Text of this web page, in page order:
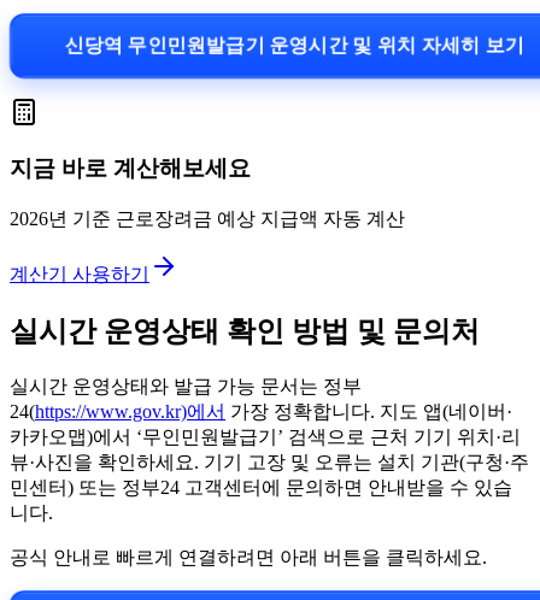
신당역 무인민원발급기 운영시간 및 위치 자세히 보기
지금 바로 계산해보세요
2026년 기준 근로장려금 예상 지급액 자동 계산
계산기 사용하기
실시간 운영상태 확인 방법 및 문의처
실시간 운영상태와 발급 가능 문서는 정부
24(https://www.gov.kr)에서 가장 정확합니다. 지도 앱(네이버·
카카오맵)에서 ‘무인민원발급기’ 검색으로 근처 기기 위치·리
뷰·사진을 확인하세요. 기기 고장 및 오류는 설치 기관(구청·주
민센터) 또는 정부24 고객센터에 문의하면 안내받을 수 있습
니다.
공식 안내로 빠르게 연결하려면 아래 버튼을 클릭하세요.